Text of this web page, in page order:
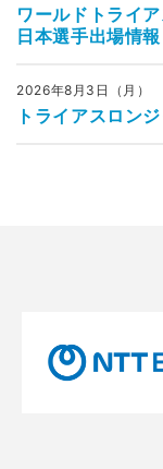
ワールドトライ
日本選手出場情報
2026年8月3日（月）
トライアスロン